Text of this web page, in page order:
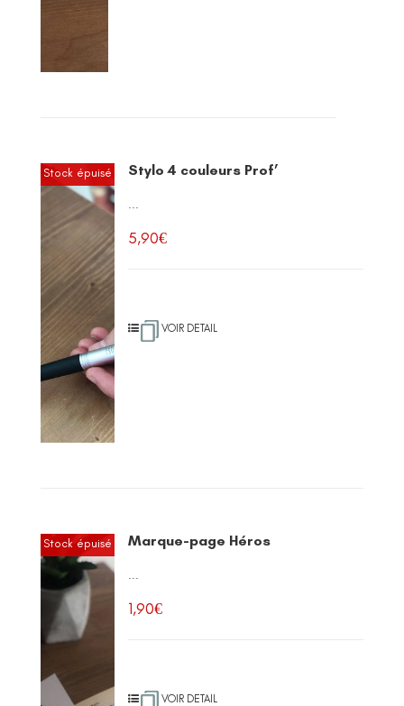
Stock épuisé Stylo 4 couleurs Prof’
...
5,90€
VOIR DETAIL
Stock épuisé Marque-page Héros
...
1,90€
VOIR DETAIL